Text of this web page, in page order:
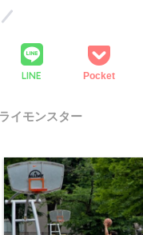
LINE Pocket
イモンスター